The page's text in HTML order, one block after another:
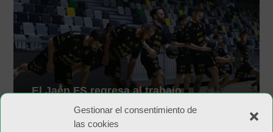
Gestionar el consentimiento de
las cookies
El Jaén FS regresa al trabajo
superando la barrera de los 4.000
abonados